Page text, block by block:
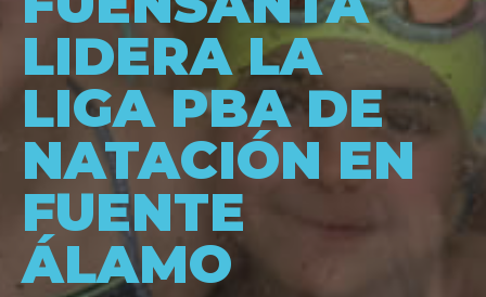
LIDERA LA
LIGA PBA DE
NATACIÓN EN
FUENTE
ÁLAMO